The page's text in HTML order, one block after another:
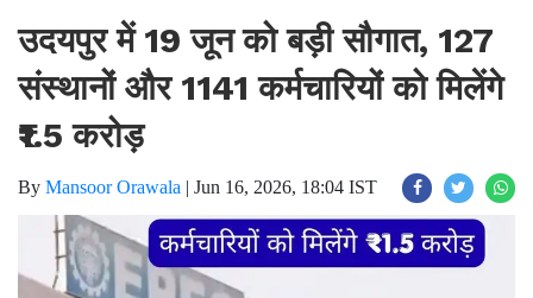
उदयपुर में 19 जून को बड़ी सौगात, 127
संस्थानों और 1141 कर्मचारियों को मिलेंगे
₹1.5 करोड़
By Mansoor Orawala | Jun 16, 2026, 18:04 IST